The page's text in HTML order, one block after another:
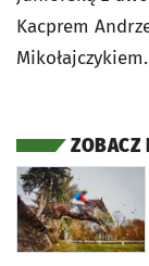
Kacprem
Mikołajczykiem.
ZOBACZ
otworzy się w